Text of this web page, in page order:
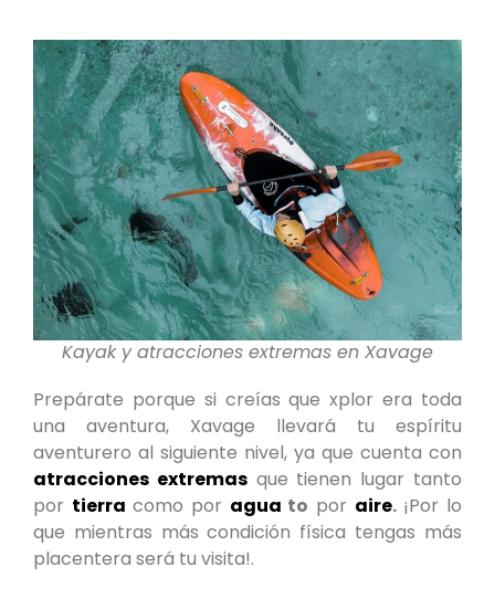
Kayak y atracciones extremas en Xavage
Prepárate porque si creías que xplor era toda
una aventura, Xavage llevará tu espíritu
aventurero al siguiente nivel, ya que cuenta con
atracciones extremasque tienen lugar tanto
por tierra como por agua to por aire. ¡Por lo
que mientras más condición física tengas más
placentera será tu visita!.